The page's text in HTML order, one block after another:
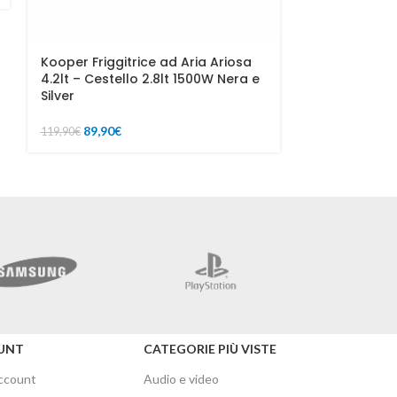
Kooper Friggitrice ad Aria Ariosa
4.2lt – Cestello 2.8lt 1500W Nera e
Silver
119,90€ 89,90€
CATEGORIE PIÙ VISTE
Audio e video